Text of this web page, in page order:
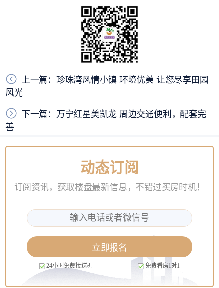
上一篇：珍珠湾风情小镇 环境优美 让您尽享田园
风光
下一篇：万宁红星美凯龙 周边交通便利，配套完
善
动态订阅
订阅资讯，获取楼盘最新信息，不错过买房时机！
立即报名
24小时免费接送机 免费看房1对1